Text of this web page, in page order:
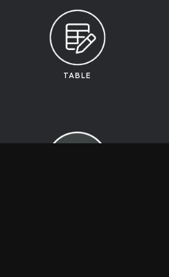
TABLE